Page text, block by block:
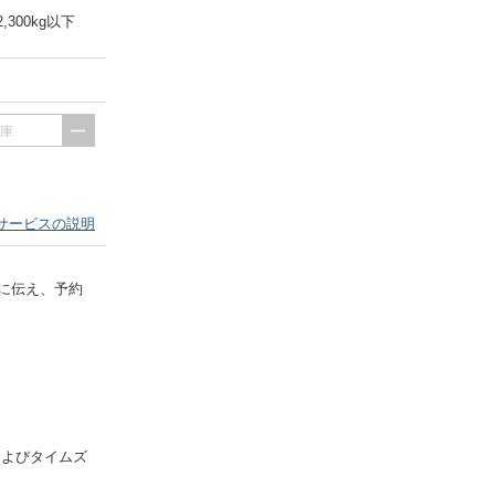
以下
ービスの説明
伝え、予約
びタイムズ